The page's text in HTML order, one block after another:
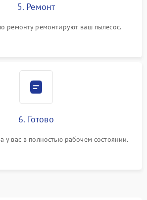
5. Ремонт
ремонту ремонтируют ваш пылесос.
6. Готово
у вас в полностью рабочем состоянии.